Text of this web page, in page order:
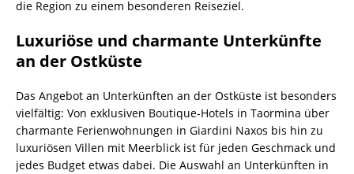
die Region zu einem besonderen Reiseziel.
Luxuriöse und charmante Unterkünfte
an der Ostküste
Das Angebot an Unterkünften an der Ostküste ist besonders
vielfältig: Von exklusiven Boutique-Hotels in Taormina über
charmante Ferienwohnungen in Giardini Naxos bis hin zu
luxuriösen Villen mit Meerblick ist für jeden Geschmack und
jedes Budget etwas dabei. Die Auswahl an Unterkünften in